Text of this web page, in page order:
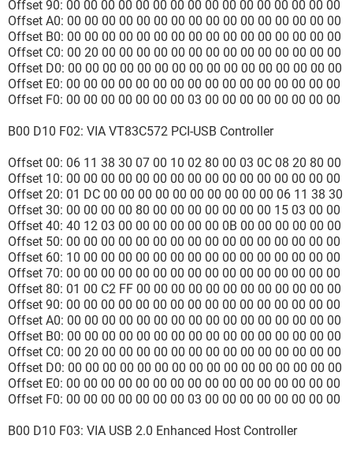
Offset 90: 00 00 00 00 00 00 00 00 00 00 00 00 00 00 00 00
Offset A0: 00 00 00 00 00 00 00 00 00 00 00 00 00 00 00 00
Offset B0: 00 00 00 00 00 00 00 00 00 00 00 00 00 00 00 00
Offset C0: 00 20 00 00 00 00 00 00 00 00 00 00 00 00 00 00
Offset D0: 00 00 00 00 00 00 00 00 00 00 00 00 00 00 00 00
Offset E0: 00 00 00 00 00 00 00 00 00 00 00 00 00 00 00 00
Offset F0: 00 00 00 00 00 00 00 03 00 00 00 00 00 00 00 00
B00 D10 F02: VIA VT83C572 PCI-USB Controller
Offset 00: 06 11 38 30 07 00 10 02 80 00 03 0C 08 20 80 00
Offset 10: 00 00 00 00 00 00 00 00 00 00 00 00 00 00 00 00
Offset 20: 01 DC 00 00 00 00 00 00 00 00 00 00 06 11 38 30
Offset 30: 00 00 00 00 80 00 00 00 00 00 00 00 15 03 00 00
Offset 40: 40 12 03 00 00 00 00 00 00 0B 00 00 00 00 00 00
Offset 50: 00 00 00 00 00 00 00 00 00 00 00 00 00 00 00 00
Offset 60: 10 00 00 00 00 00 00 00 00 00 00 00 00 00 00 00
Offset 70: 00 00 00 00 00 00 00 00 00 00 00 00 00 00 00 00
Offset 80: 01 00 C2 FF 00 00 00 00 00 00 00 00 00 00 00 00
Offset 90: 00 00 00 00 00 00 00 00 00 00 00 00 00 00 00 00
Offset A0: 00 00 00 00 00 00 00 00 00 00 00 00 00 00 00 00
Offset B0: 00 00 00 00 00 00 00 00 00 00 00 00 00 00 00 00
Offset C0: 00 20 00 00 00 00 00 00 00 00 00 00 00 00 00 00
Offset D0: 00 00 00 00 00 00 00 00 00 00 00 00 00 00 00 00
Offset E0: 00 00 00 00 00 00 00 00 00 00 00 00 00 00 00 00
Offset F0: 00 00 00 00 00 00 00 03 00 00 00 00 00 00 00 00
B00 D10 F03: VIA USB 2.0 Enhanced Host Controller